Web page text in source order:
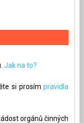
Jak na to?
si prosímpravidla
orgánů činných